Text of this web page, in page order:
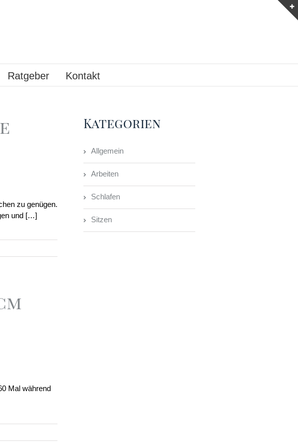
Ratgeber Kontakt
zu genügen.
und […]
Mal während
Kategorien
Allgemein
Arbeiten
Schlafen
Sitzen